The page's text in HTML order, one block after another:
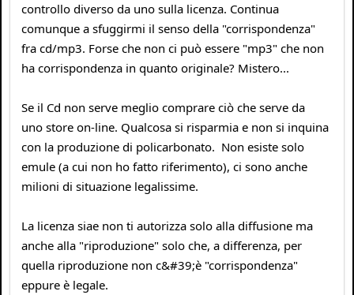
controllo diverso da uno sulla licenza. Continua
comunque a sfuggirmi il senso della "corrispondenza"
fra cd/mp3. Forse che non ci può essere "mp3" che non
ha corrispondenza in quanto originale? Mistero...
Se il Cd non serve meglio comprare ciò che serve da
uno store on-line. Qualcosa si risparmia e non si inquina
con la produzione di policarbonato. Non esiste solo
emule (a cui non ho fatto riferimento), ci sono anche
milioni di situazione legalissime.
La licenza siae non ti autorizza solo alla diffusione ma
anche alla "riproduzione" solo che, a differenza, per
quella riproduzione non c&#39;è "corrispondenza"
eppure è legale.